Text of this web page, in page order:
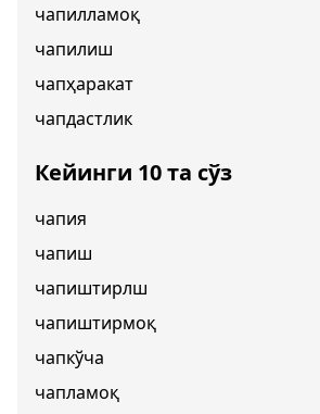
чапилламоқ
чапилиш
чапҳаракат
чапдастлик
Кейинги 10 та сўз
чапия
чапиш
чапиштирлш
чапиштирмоқ
чапкўча
чапламоқ